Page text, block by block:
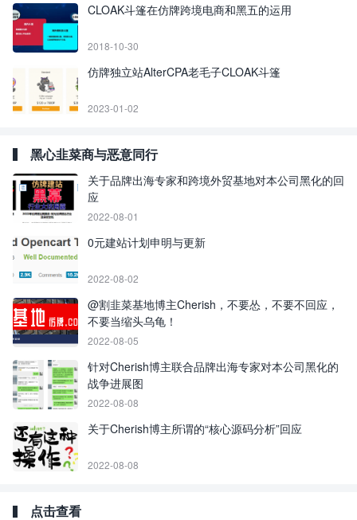
CLOAK斗篷在仿牌跨境电商和黑五的运用
2018-10-30
仿牌独立站AlterCPA老毛子CLOAK斗篷
2023-01-02
黑心韭菜商与恶意同行
关于品牌出海专家和跨境外贸基地对本公司黑化的回
应
2022-08-01
0元建站计划申明与更新
2022-08-02
@割韭菜基地博主Cherish，不要怂，不要不回应，
不要当缩头乌龟！
2022-08-05
针对Cherish博主联合品牌出海专家对本公司黑化的
战争进展图
2022-08-08
关于Cherish博主所谓的“核心源码分析”回应
2022-08-08
点击查看